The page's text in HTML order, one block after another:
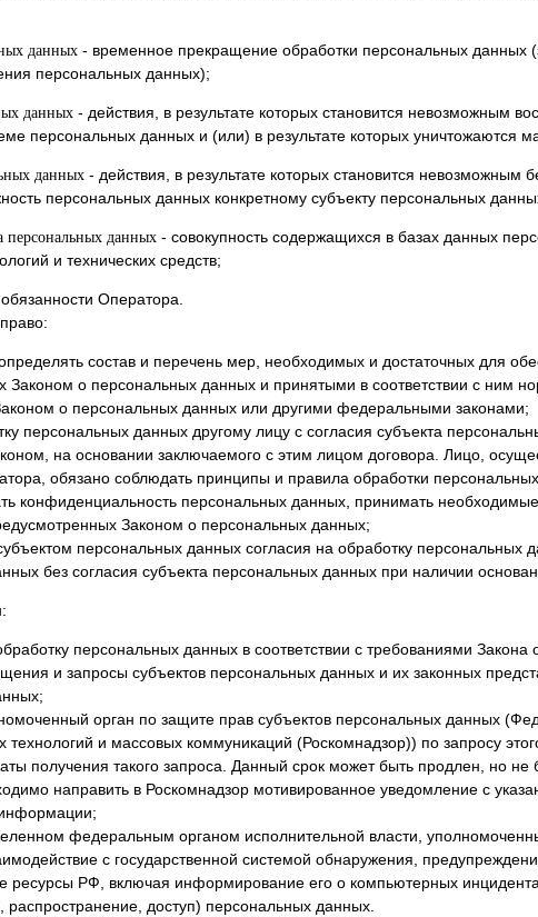
данных - временное прекращение обработки персональных данных
персональных данных);
данных - действия, в результате которых становится невозможным
персональных данных и (или) в результате которых уничтожаются
данных - действия, в результате которых становится
персональных данных конкретному субъекту персональных
персональных данных - совокупность содержащихся в базах данных
и технических средств;
Оператора.
состав и перечень мер, необходимых и достаточных для
Законом о персональных данных и принятыми в соответствии с ним
о персональных данных или другими федеральными законами;
персональных данных другому лицу с согласия субъекта
на основании заключаемого с этим лицом договора. Лицо,
обязано соблюдать принципы и правила обработки
конфиденциальность персональных данных, принимать
Законом о персональных данных;
персональных данных согласия на обработку персональных
без согласия субъекта персональных данных при наличии
персональных данных в соответствии с требованиями
и запросы субъектов персональных данных и их законных
орган по защите прав субъектов персональных данных
и массовых коммуникаций (Роскомнадзор)) по запросу
получения такого запроса. Данный срок может быть продлен, но
направить в Роскомнадзор мотивированное уведомление с
федеральным органом исполнительной власти,
с государственной системой обнаружения,
РФ, включая информирование его о компьютерных
распространение, доступ) персональных данных.